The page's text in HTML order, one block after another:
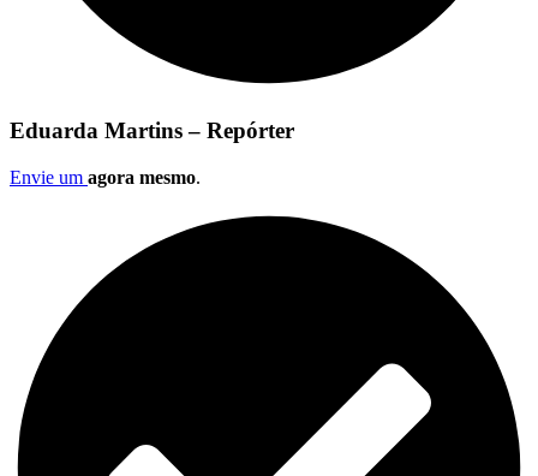
Eduarda Martins – Repórter
Envie um agora mesmo.